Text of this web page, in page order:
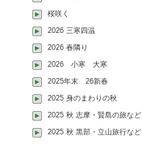
桜咲く
2026 三寒四温
2026 春隣り
2026 小寒 大寒
2025年末 26新春
2025 身のまわりの秋
2025 秋 志摩・賢島の旅など
2025 秋 黒部・立山旅行など